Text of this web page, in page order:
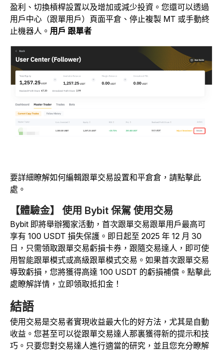
盈利、切換槓桿設置以及增加或減少投資。您還可以透過
用戶中心（跟單用戶）頁面平倉、停止複製 MT 或手動終
止機器人。 用戶 跟單者
要詳細瞭解如何編輯跟單交易設置和平倉倉，請點擊此
處 。
【體驗金】 使用 Bybit 保駕 使用交易
Bybit 即將舉辦獨家活動，首次跟單交易跟單用戶最高可
享有 100 USDT 損失保護。即日起至 2025 年 12 月 30
日，只需領取跟單交易虧損卡券，跟隨交易達人，即可使
用智能跟單模式或高級跟單模式交易。如果首次跟單交易
導致虧損，您將獲得高達 100 USDT 的虧損補償。 點擊此
處瞭解詳情，立即領取抵扣金！
結語
使用交易是交易者實現收益最大化的好方法，尤其是自動
收益。您甚至可以從跟單交易達人那裏獲得新的提示和技
巧。只要您對交易達人進行適當的研究，並且您充分瞭解